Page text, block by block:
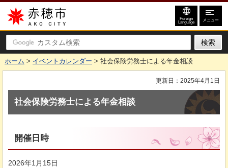
赤穂市
Foreign
Language メニュー
ホーム > イベントカレンダー > 社会保険労務士による年金相談
更新日：2025年4月1日
社会保険労務士による年金相談
開催日時
2026年1月15日